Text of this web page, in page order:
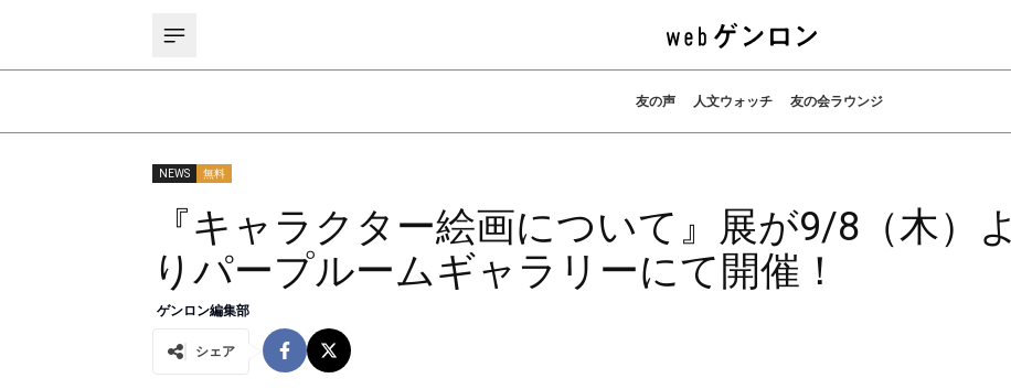
友の声 人文ウォッチ 友の会ラウンジ
NEWS 無料
『キャラクター絵画について』展が9/8（木）よ
りパープルームギャラリーにて開催！
ゲンロン編集部
シェア